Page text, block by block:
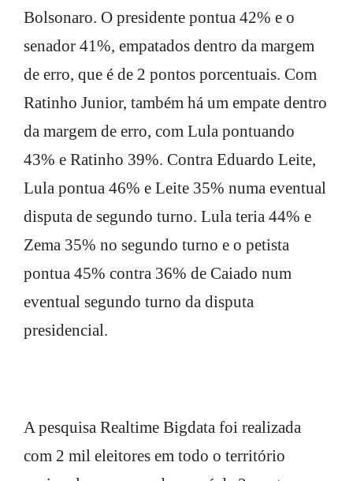
Bolsonaro. O presidente pontua 42% e o
senador 41%, empatados dentro da margem
de erro, que é de 2 pontos porcentuais. Com
Ratinho Junior, também há um empate dentro
da margem de erro, com Lula pontuando
43% e Ratinho 39%. Contra Eduardo Leite,
Lula pontua 46% e Leite 35% numa eventual
disputa de segundo turno. Lula teria 44% e
Zema 35% no segundo turno e o petista
pontua 45% contra 36% de Caiado num
eventual segundo turno da disputa
presidencial.
A pesquisa Realtime Bigdata foi realizada
com 2 mil eleitores em todo o território